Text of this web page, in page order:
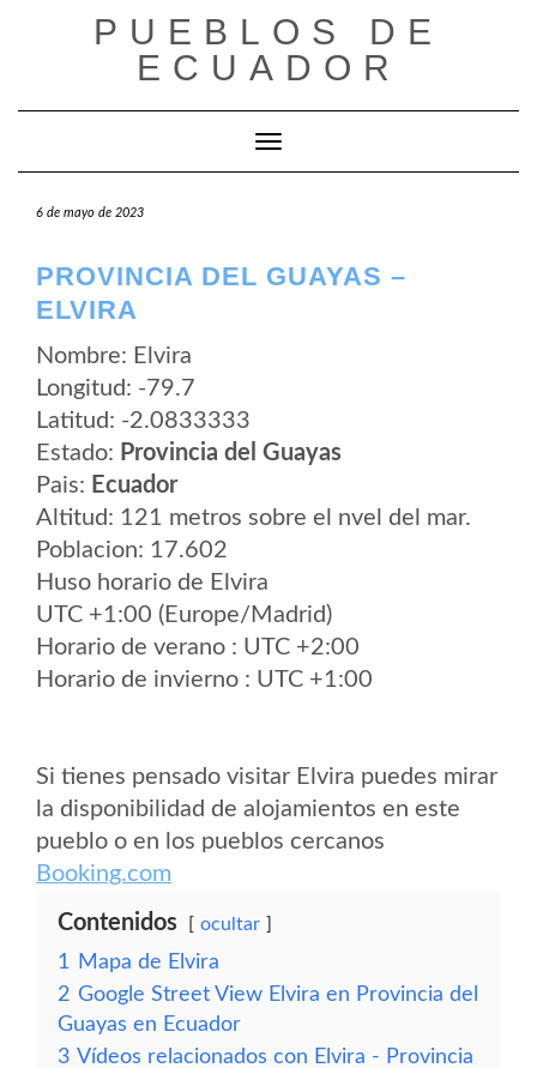
PUEBLOS DE
ECUADOR
Cambiar modo de navegación
6 de mayo de 2023
PROVINCIA DEL GUAYAS –
ELVIRA
Nombre: Elvira
Longitud: -79.7
Latitud: -2.0833333
Estado: Provincia del Guayas
Pais: Ecuador
Altitud: 121 metros sobre el nvel del mar.
Poblacion: 17.602
Huso horario de Elvira
UTC +1:00 (Europe/Madrid)
Horario de verano : UTC +2:00
Horario de invierno : UTC +1:00
Si tienes pensado visitar Elvira puedes mirar
la disponibilidad de alojamientos en este
pueblo o en los pueblos cercanos
Booking.com
Contenidos ocultar
1
Mapa de Elvira
2 Google Street View Elvira en Provincia del
Guayas en Ecuador
3 Vídeos relacionados con Elvira - Provincia